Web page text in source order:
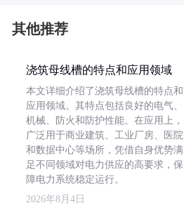
其他推荐
浇筑母线槽的特点和应用领域
本文详细介绍了浇筑母线槽的特点和
应用领域。其特点包括良好的电气、
机械、防火和防护性能。在应用上，
广泛用于商业建筑、工业厂房、医院
和数据中心等场所，凭借自身优势满
足不同领域对电力供应的高要求，保
障电力系统稳定运行。
2026年8月4日